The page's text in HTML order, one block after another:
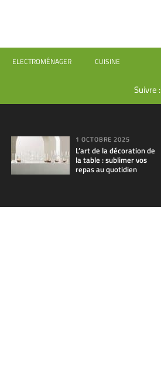
ELECTROMÉNAGER CUISINE
Suivre :
1 OCTOBRE 2025
L’art de la décoration de
la table : sublimer vos
repas au quotidien